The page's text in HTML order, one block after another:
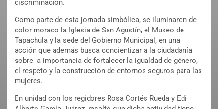
discriminación.
Como parte de esta jornada simbólica, se iluminaron de
color morado la Iglesia de San Agustín, el Museo de
Tapachula y la sede del Gobierno Municipal, en una
acción que además busca concientizar a la ciudadanía
sobre la importancia de fortalecer la igualdad de género,
el respeto y la construcción de entornos seguros para las
mujeres.
En unidad con los regidores Rosa Cortés Rueda y Edi